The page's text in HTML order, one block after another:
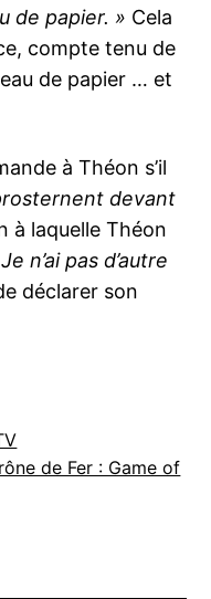
de papier. » Cela
compte tenu de
de papier … et
à Théon s’il
devant
à laquelle Théon
Je n’ai pas d’autre
déclarer son
de Fer : Game of